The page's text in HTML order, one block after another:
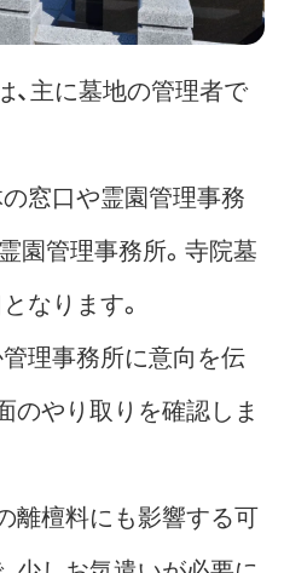
、主に墓地の管理者で
窓口や霊園管理事務
園管理事務所。寺院墓
なります。
理事務所に意向を伝
のやり取りを確認しま
離檀料にも影響する可